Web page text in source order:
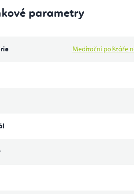
parametry
Meditační polštáře